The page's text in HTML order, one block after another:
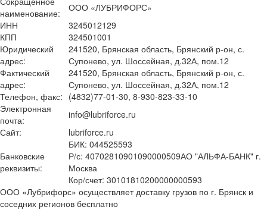
наименование:
ООО «ЛУБРИФОРС»
ИНН
3245012129
КПП
324501001
Юридический
адрес:
241520, Брянская область, Брянский р-он, с.
Супонево, ул. Шоссейная, д.32А, пом.12
Фактический
адрес:
241520, Брянская область, Брянский р-он, с.
Супонево, ул. Шоссейная, д.32А, пом.12
Телефон, факс: (4832)77-01-30, 8-930-823-33-10
Электронная
почта:
info@lubriforce.ru
Сайт:
lubriforce.ru
Банковские
реквизиты:
БИК: 044525593
Р/с: 40702810901090000509АО "АЛЬФА-БАНК" г.
Москва
Кор/счет: 30101810200000000593
ООО «Лубрифорс» осуществляет доставку грузов по г. Брянск и
соседних регионов бесплатно